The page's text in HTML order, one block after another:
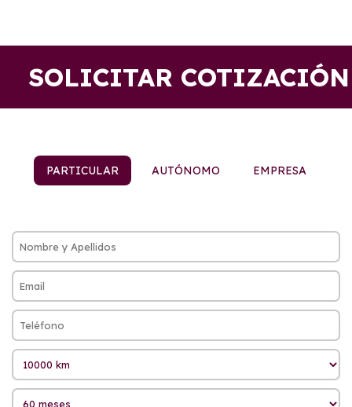
SOLICITAR COTIZACIÓN
PARTICULAR AUTÓNOMO EMPRESA